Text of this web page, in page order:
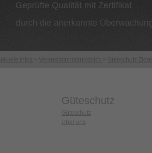
Geprüfte Qualität mit Zertifikat
durch die anerkannte
Aktuelle Infos Veranstaltungsrückblick Güteschutz
Güteschutz
Güteschutz
Über uns